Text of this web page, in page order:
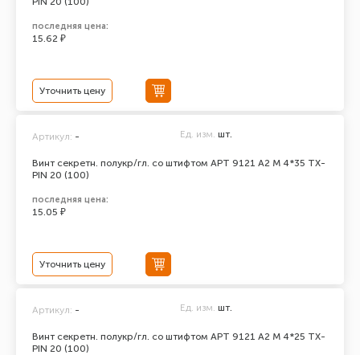
последняя цена:
15.62 ₽
Уточнить цену
Винт секретн. полукр/гл. со штифтом АРТ 9121 А2 M 4*35 TX-
PIN 20 (100)
Артикул: - Ед. изм. шт.
последняя цена:
15.05 ₽
Уточнить цену
Винт секретн. полукр/гл. со штифтом АРТ 9121 А2 M 4*25 TX-
PIN 20 (100)
Артикул: - Ед. изм. шт.